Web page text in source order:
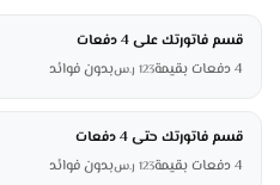
قسم فاتورتك على 4 دفعات
4 دفعات بقيمة
123 ر.سبدون فوائد
قسم فاتورتك حتى 4 دفعات
4 دفعات بقيمة
123 ر.سبدون فوائد